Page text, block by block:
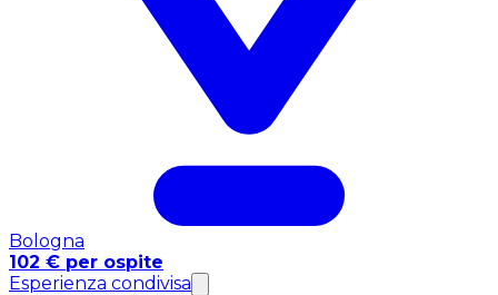
Bologna
102 € per ospite
Esperienza condivisa